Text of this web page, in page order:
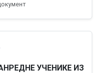
УЧЕНИКЕ ИЗ